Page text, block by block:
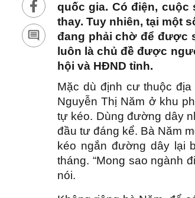
quốc gia. Có điện,
thay. Tuy nhiên, tại một
đang phải chờ để được
luôn là chủ đề được
hội và HĐND tỉnh.
Mặc dù định cư thuộc
Nguyễn Thị Năm ở khu
tự kéo. Dùng đường dây
đầu tư đáng kể. Bà Năm
kéo ngắn đường dây lại
tháng. “Mong sao ngành
nói.